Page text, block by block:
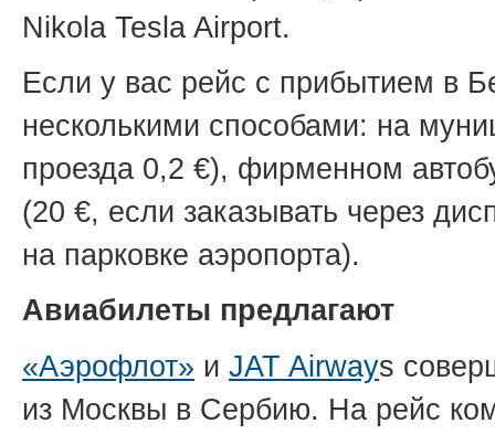
Nikola Tesla Airport.
Если у вас рейс с прибытием в
несколькими способами: на
проезда 0,2 €), фирменном
(20 €, если заказывать через
на парковке аэропорта).
Авиабилеты предлагают
«Аэрофлот» и JAT Airways
из Москвы в Сербию. На рейс